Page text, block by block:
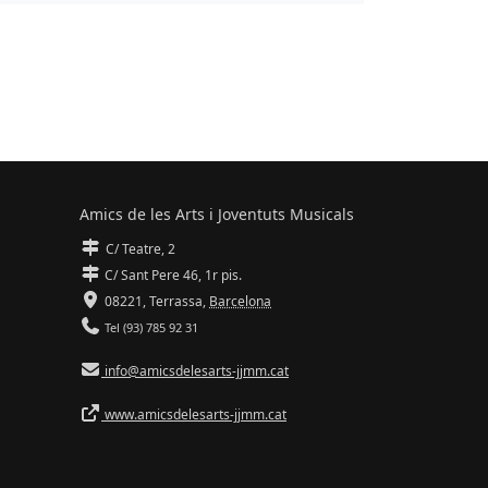
Amics de les Arts i Joventuts Musicals
C/ Teatre, 2
C/ Sant Pere 46, 1r pis.
08221,Terrassa, Barcelona
Tel (93) 785 92 31
info@amicsdelesarts-jjmm.cat
www.amicsdelesarts-jjmm.cat